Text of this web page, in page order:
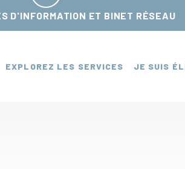
D'INFORMATION ET BINET RÉSEAU
EXPLOREZ LES SERVICES JE SUIS